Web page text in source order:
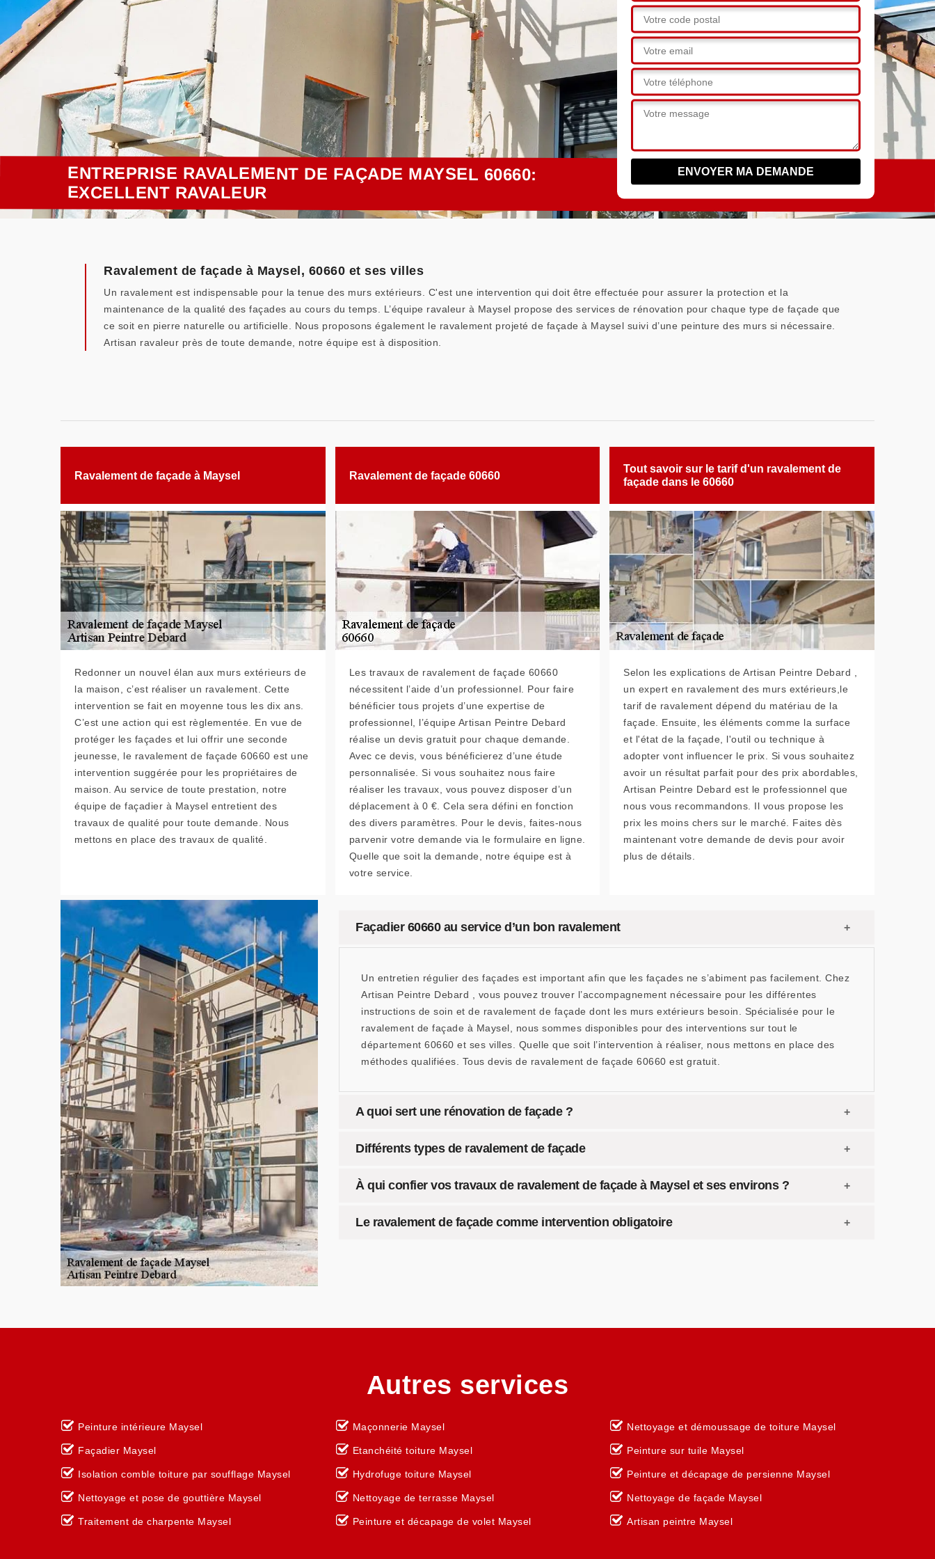
ENTREPRISE RAVALEMENT DE FAÇADE MAYSEL 60660:
EXCELLENT RAVALEUR
Ravalement de façade à Maysel, 60660 et ses villes
Un ravalement est indispensable pour la tenue des murs extérieurs. C'est une intervention qui doit être effectuée pour assurer la protection et la
maintenance de la qualité des façades au cours du temps. L’équipe ravaleur à Maysel propose des services de rénovation pour chaque type de façade que
ce soit en pierre naturelle ou artificielle. Nous proposons également le ravalement projeté de façade à Maysel suivi d’une peinture des murs si nécessaire.
Artisan ravaleur près de toute demande, notre équipe est à disposition.
Ravalement de façade à Maysel
Redonner un nouvel élan aux murs extérieurs de
la maison, c’est réaliser un ravalement. Cette
intervention se fait en moyenne tous les dix ans.
C’est une action qui est règlementée. En vue de
protéger les façades et lui offrir une seconde
jeunesse, le ravalement de façade 60660 est une
intervention suggérée pour les propriétaires de
maison. Au service de toute prestation, notre
équipe de façadier à Maysel entretient des
travaux de qualité pour toute demande. Nous
mettons en place des travaux de qualité.
Ravalement de façade 60660
Les travaux de ravalement de façade 60660
nécessitent l’aide d’un professionnel. Pour faire
bénéficier tous projets d’une expertise de
professionnel, l’équipe Artisan Peintre Debard
réalise un devis gratuit pour chaque demande.
Avec ce devis, vous bénéficierez d’une étude
personnalisée. Si vous souhaitez nous faire
réaliser les travaux, vous pouvez disposer d’un
déplacement à 0 €. Cela sera défini en fonction
des divers paramètres. Pour le devis, faites-nous
parvenir votre demande via le formulaire en ligne.
Quelle que soit la demande, notre équipe est à
votre service.
Tout savoir sur le tarif d'un ravalement de
façade dans le 60660
Selon les explications de Artisan Peintre Debard ,
un expert en ravalement des murs extérieurs,le
tarif de ravalement dépend du matériau de la
façade. Ensuite, les éléments comme la surface
et l'état de la façade, l'outil ou technique à
adopter vont influencer le prix. Si vous souhaitez
avoir un résultat parfait pour des prix abordables,
Artisan Peintre Debard est le professionnel que
nous vous recommandons. Il vous propose les
prix les moins chers sur le marché. Faites dès
maintenant votre demande de devis pour avoir
plus de détails.
Façadier 60660 au service d’un bon ravalement
Un entretien régulier des façades est important afin que les façades ne s’abiment pas facilement. Chez
Artisan Peintre Debard , vous pouvez trouver l’accompagnement nécessaire pour les différentes
instructions de soin et de ravalement de façade dont les murs extérieurs besoin. Spécialisée pour le
ravalement de façade à Maysel, nous sommes disponibles pour des interventions sur tout le
département 60660 et ses villes. Quelle que soit l’intervention à réaliser, nous mettons en place des
méthodes qualifiées. Tous devis de ravalement de façade 60660 est gratuit.
A quoi sert une rénovation de façade ?
Différents types de ravalement de façade
À qui confier vos travaux de ravalement de façade à Maysel et ses environs ?
Le ravalement de façade comme intervention obligatoire
Autres services
Peinture intérieure Maysel
Façadier Maysel
Isolation comble toiture par soufflage Maysel
Nettoyage et pose de gouttière Maysel
Traitement de charpente Maysel
Maçonnerie Maysel
Etanchéité toiture Maysel
Hydrofuge toiture Maysel
Nettoyage de terrasse Maysel
Peinture et décapage de volet Maysel
Nettoyage et démoussage de toiture Maysel
Peinture sur tuile Maysel
Peinture et décapage de persienne Maysel
Nettoyage de façade Maysel
Artisan peintre Maysel